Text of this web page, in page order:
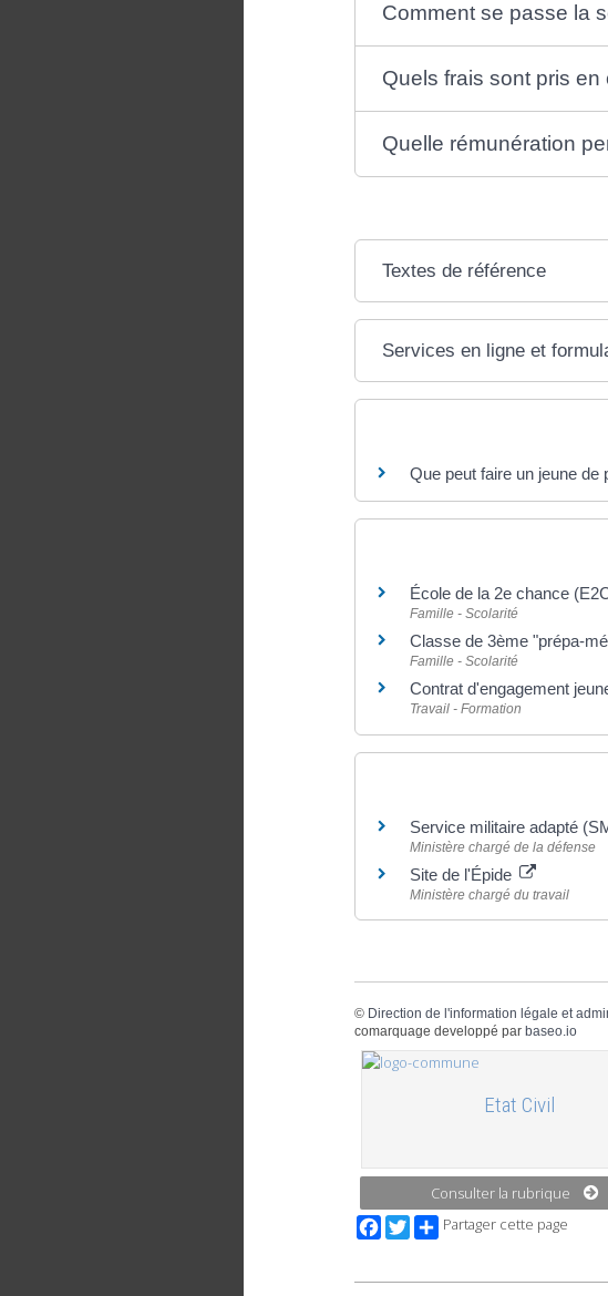
Comment se passe la
Quels frais sont pris
Quelle rémunération
Textes de référence
Services en ligne et
Que peut faire un jeune
École de la 2e chance
Famille - Scolarité
Classe de 3ème "prépa-
Famille - Scolarité
Contrat d'engagement
Travail - Formation
Service militaire adapté
Ministère chargé de la défense
Site de l'Épide
Ministère chargé du travail
© Direction de l'information légale et
comarquage developpé par baseo.io
Etat Civil
Consulter la rubrique
Facebook
TwitterPartager cette page